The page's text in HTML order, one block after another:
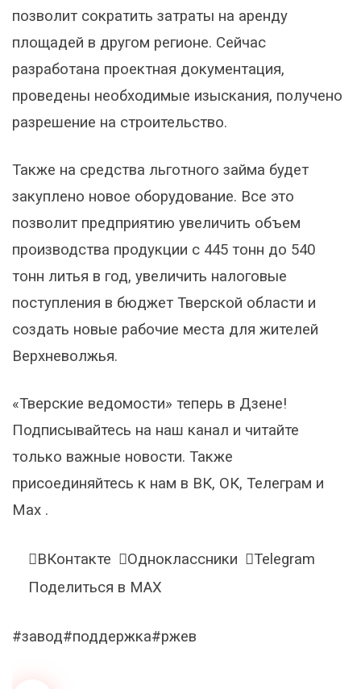
позволит сократить затраты на аренду
площадей в другом регионе. Сейчас
разработана проектная документация,
проведены необходимые изыскания, получено
разрешение на строительство.
Также на средства льготного займа будет
закуплено новое оборудование. Все это
позволит предприятию увеличить объем
производства продукции с 445 тонн до 540
тонн литья в год, увеличить налоговые
поступления в бюджет Тверской области и
создать новые рабочие места для жителей
Верхневолжья.
«Тверские ведомости» теперь в Дзене!
Подписывайтесь на наш канал и читайте
только важные новости. Также
присоединяйтесь к нам в ВК, ОК, Телеграм и
Max .
ВКонтакте Одноклассники
Telegram
Поделиться в MAX
#завод#поддержка#ржев